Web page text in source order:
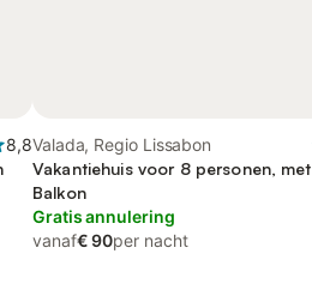
8,8Valada, Regio Lissabon
Vakantiehuis voor 8 personen, met
Balkon
Gratis annulering
vanaf€ 90per nacht